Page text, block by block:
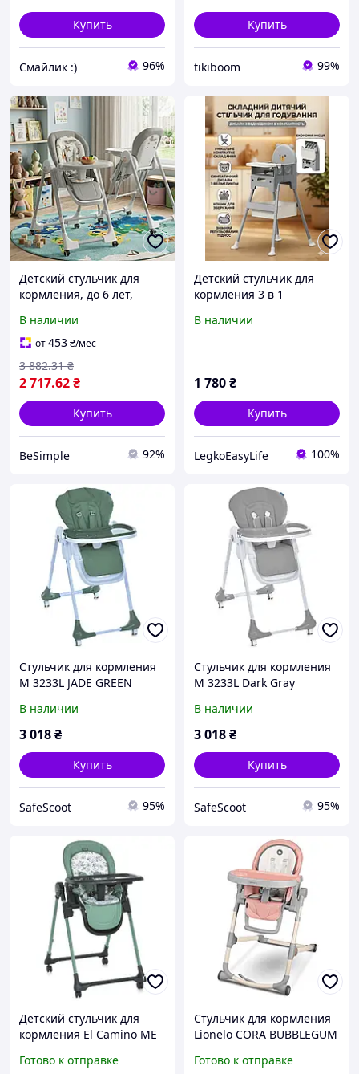
Купить
Смайлик :) 96%
Купить
tikiboom 99%
Детский стульчик для
кормления, до 6 лет,
Серый / Раскладной
стульчик-трансформер /
Стульчик для кормления
В наличии
от453₴/мес
2 717.62₴
3 882.31 ₴
Купить
BeSimple 92%
Детский стульчик для
кормления 3 в 1
серый
В наличии
1 780₴
Купить
LegkoEasyLife 100%
Стульчик для кормления
M 3233L JADE GREEN
В наличии
3 018₴
Купить
SafeScoot 95%
Стульчик для кормления
M 3233L Dark Gray
В наличии
3 018₴
Купить
SafeScoot 95%
Детский стульчик для
кормления El Camino ME
Готово к отправке
Стульчик для кормления
Lionelo CORA BUBBLEGUM
Готово к отправке